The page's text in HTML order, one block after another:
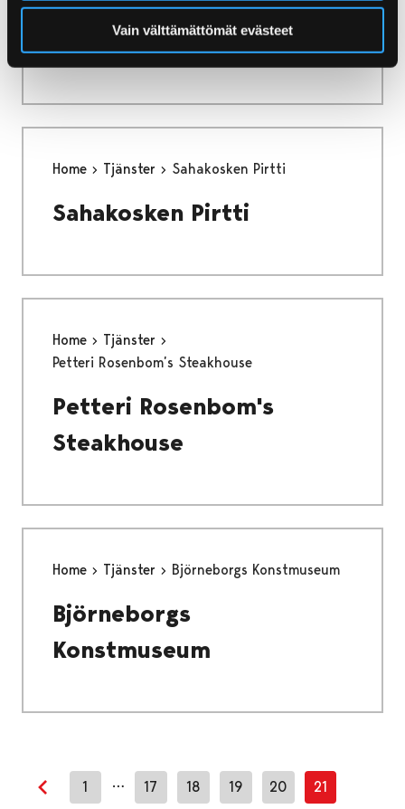
Vain välttämättömät evästeet
Scandic Pori
Home Tjänster Sahakosken Pirtti
Sahakosken Pirtti
Home
Tjänster
Petteri Rosenbom’s Steakhouse
Petteri Rosenbom's
Steakhouse
Home Tjänster Björneborgs Konstmuseum
Björneborgs
Konstmuseum
Previous page
1 … 17 18 19 20 21